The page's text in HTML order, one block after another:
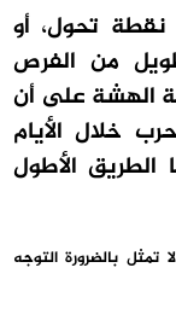
نقطة تحول، أو
من الفرص
الهشة على أن
خلال الأيام
الطريق الأطول
تمثل بالضرورة التوجه